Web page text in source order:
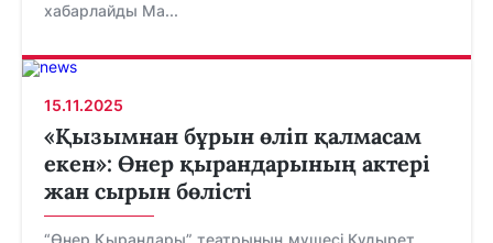
хабарлайды Ma...
15.11.2025
«Қызымнан бұрын өліп қалмасам
екен»: Өнер қырандарының актері
жан сырын бөлісті
“Өнер Қырандары” театрының мүшесі Құдырет